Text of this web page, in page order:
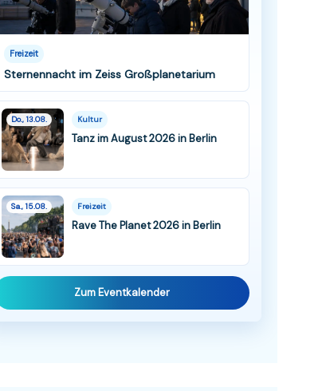
Freizeit
Sternennacht im Zeiss Großplanetarium
Do., 13.08. Kultur
Tanz im August 2026 in Berlin
Sa., 15.08. Freizeit
Rave The Planet 2026 in Berlin
Zum Eventkalender